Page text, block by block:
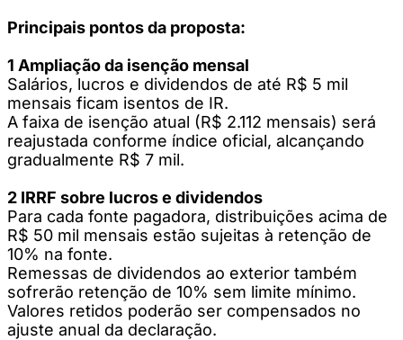
Principais pontos da proposta:
1 Ampliação da isenção mensal
Salários, lucros e dividendos de até R$ 5 mil
mensais ficam isentos de IR.
A faixa de isenção atual (R$ 2.112 mensais) será
reajustada conforme índice oficial, alcançando
gradualmente R$ 7 mil.
2 IRRF sobre lucros e dividendos
Para cada fonte pagadora, distribuições acima de
R$ 50 mil mensais estão sujeitas à retenção de
10% na fonte.
Remessas de dividendos ao exterior também
sofrerão retenção de 10% sem limite mínimo.
Valores retidos poderão ser compensados no
ajuste anual da declaração.